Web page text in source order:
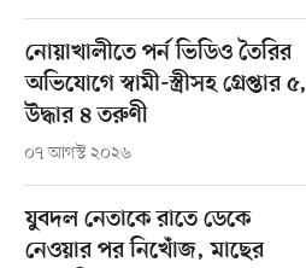
নোয়াখালীতে পর্ন ভিডিও তৈরির
অভিযোগে স্বামী-স্ত্রীসহ গ্রেপ্তার ৫,
উদ্ধার ৪ তরুণী
০৭ আগস্ট ২০২৬
যুবদল নেতাকে রাতে ডেকে
নেওয়ার পর নিখোঁজ, মাছের